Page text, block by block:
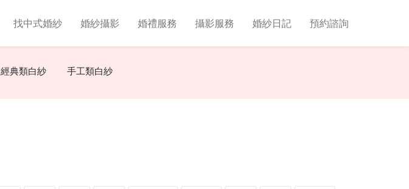
找中式婚紗 婚紗攝影 婚禮服務 攝影服務 婚紗日記
預約諮詢
經典類白紗 手工類白紗